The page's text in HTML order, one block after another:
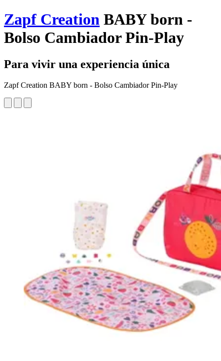
Zapf Creation BABY born -
Bolso Cambiador Pin-Play
Para vivir una experiencia única
Zapf Creation BABY born - Bolso Cambiador Pin-Play